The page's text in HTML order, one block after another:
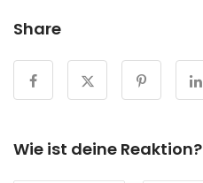
Share
Wie ist deine Reaktion?